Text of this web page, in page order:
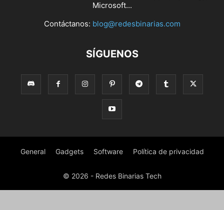
Microsoft...
Contáctanos: blog@redesbinarias.com
SÍGUENOS
General Gadgets Software Política de privacidad
© 2026 - Redes Binarias Tech